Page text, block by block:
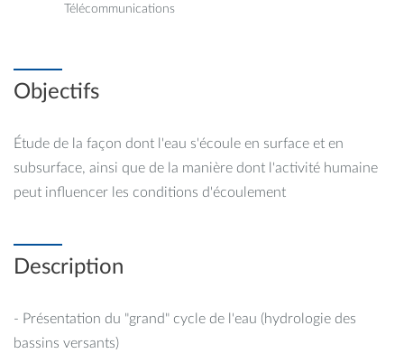
Télécommunications
Objectifs
Étude de la façon dont l'eau s'écoule en surface et en
subsurface, ainsi que de la manière dont l'activité humaine
peut influencer les conditions d'écoulement
Description
- Présentation du "grand" cycle de l'eau (hydrologie des
bassins versants)